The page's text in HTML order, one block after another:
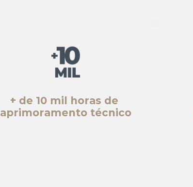
+ de 10 mil horas de
aprimoramento técnico